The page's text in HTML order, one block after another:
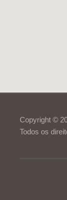
Copyright ©
Todos os